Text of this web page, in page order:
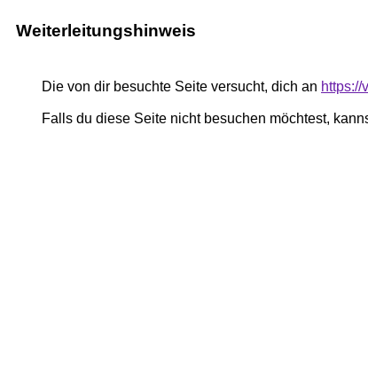
Weiterleitungshinweis
Die von dir besuchte Seite versucht, dich an https://
Falls du diese Seite nicht besuchen möchtest,